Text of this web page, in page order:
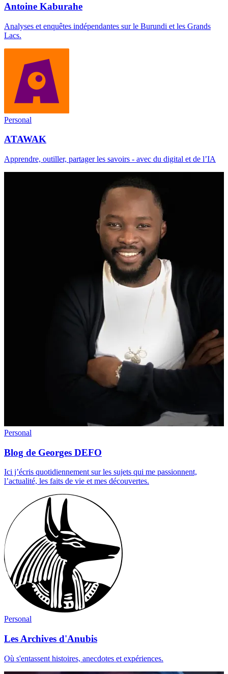
Antoine Kaburahe
Analyses et enquêtes indépendantes sur le Burundi et les Grands
Lacs.
Personal
ATAWAK
Apprendre, outiller, partager les savoirs - avec du digital et de l’IA
Personal
Blog de Georges DEFO
Ici j’écris quotidiennement sur les sujets qui me passionnent,
l’actualité, les faits de vie et mes découvertes.
Personal
Les Archives d'Anubis
Où s'entassent histoires, anecdotes et expériences.